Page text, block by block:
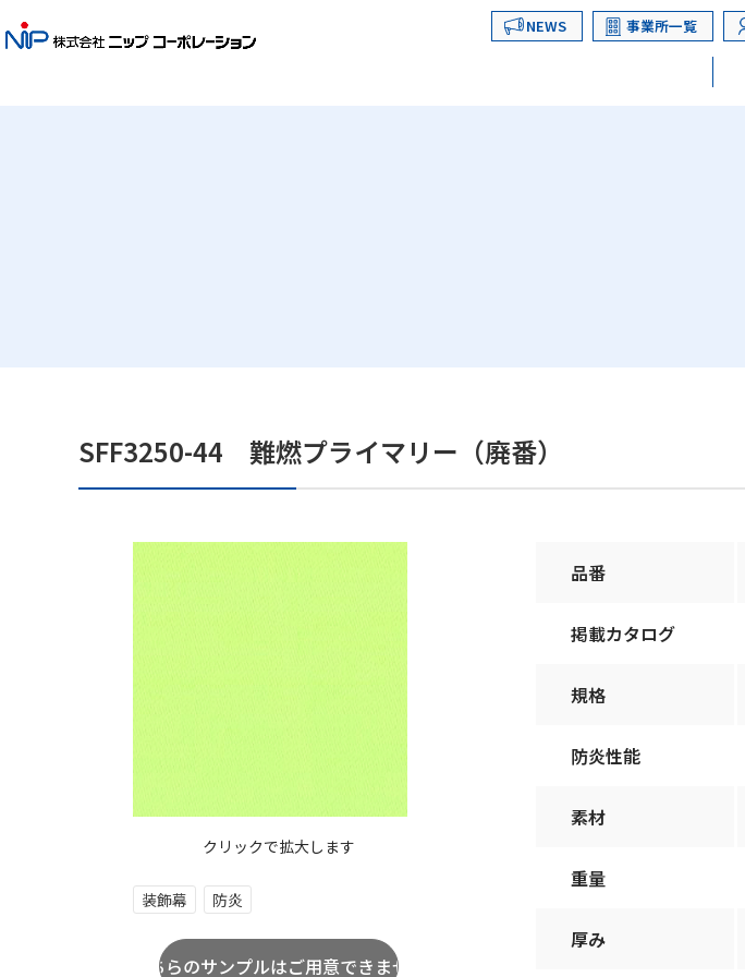
NEWS 事業所一覧
SFF3250-44 難燃プライマリー（廃番）
クリックで拡大します
装飾幕 防炎
品番
掲載カタログ
規格
防炎性能
素材
重量
厚み